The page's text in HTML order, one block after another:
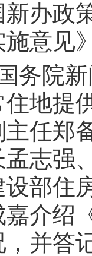
政策
意见
院新
地提
任郑
孟志强
部住
介绍
并答